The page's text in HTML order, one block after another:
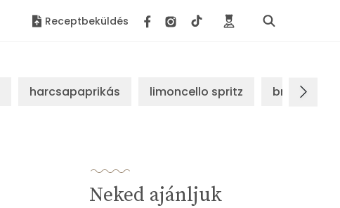
Receptbeküldés
harcsapaprikás limoncello spritz brassói
Neked ajánljuk